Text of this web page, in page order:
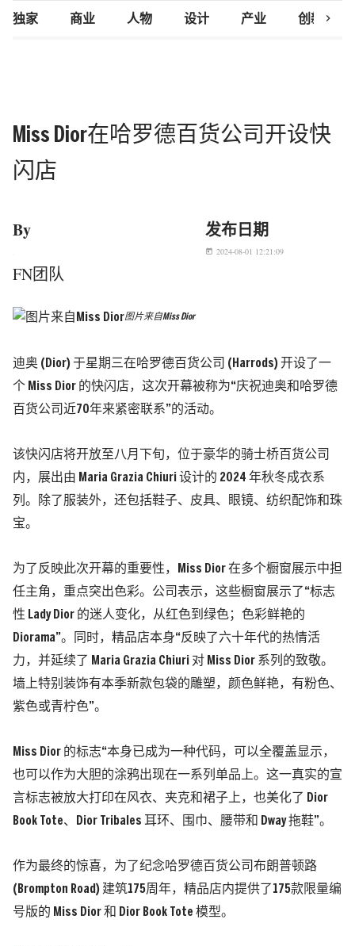
独家 商业 人物 设计 产业 创新研究
chevron_right
Miss Dior在哈罗德百货公司开设快
闪店
By
FN团队
发布日期
today 2024-08-01 12:21:09
图片来自Miss Dior
迪奥 (Dior) 于星期三在哈罗德百货公司 (Harrods) 开设了一
个 Miss Dior 的快闪店，这次开幕被称为“庆祝迪奥和哈罗德
百货公司近70年来紧密联系”的活动。
该快闪店将开放至八月下旬，位于豪华的骑士桥百货公司
内，展出由 Maria Grazia Chiuri 设计的 2024 年秋冬成衣系
列。除了服装外，还包括鞋子、皮具、眼镜、纺织配饰和珠
宝。
为了反映此次开幕的重要性，Miss Dior 在多个橱窗展示中担
任主角，重点突出色彩。公司表示，这些橱窗展示了“标志
性 Lady Dior 的迷人变化，从红色到绿色；色彩鲜艳的
Diorama”。同时，精品店本身“反映了六十年代的热情活
力，并延续了 Maria Grazia Chiuri 对 Miss Dior 系列的致敬。
墙上特别装饰有本季新款包袋的雕塑，颜色鲜艳，有粉色、
紫色或青柠色”。
Miss Dior 的标志“本身已成为一种代码，可以全覆盖显示，
也可以作为大胆的涂鸦出现在一系列单品上。这一真实的宣
言标志被放大打印在风衣、夹克和裙子上，也美化了 Dior
Book Tote、Dior Tribales 耳环、围巾、腰带和 Dway 拖鞋”。
作为最终的惊喜，为了纪念哈罗德百货公司布朗普顿路
(Brompton Road) 建筑175周年，精品店内提供了175款限量编
号版的 Miss Dior 和 Dior Book Tote 模型。